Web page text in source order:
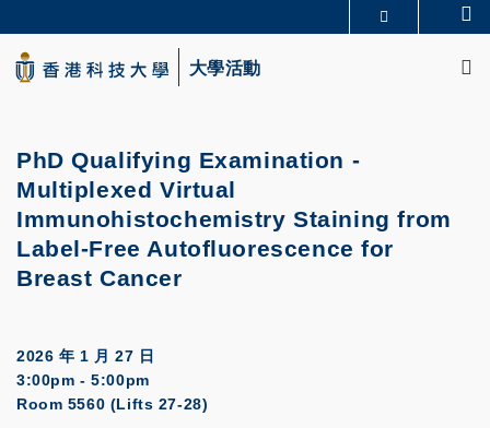
to
main
content
生活@科大
大學活動
PhD Qualifying Examination -
Multiplexed Virtual
Immunohistochemistry Staining from
Label-Free Autofluorescence for
Breast Cancer
2026 年 1 月 27 日
3:00pm - 5:00pm
Room 5560 (Lifts 27-28)